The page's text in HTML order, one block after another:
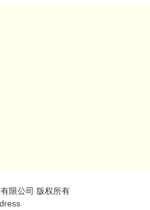
限公司 版权所有